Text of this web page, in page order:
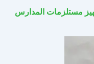
مستلزمات المدارس